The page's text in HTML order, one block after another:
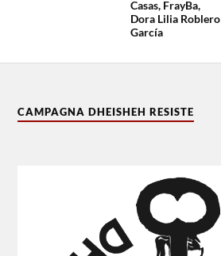
Casas, FrayBa,
Dora Lilia Roblero
García
CAMPAGNA DHEISHEH RESISTE